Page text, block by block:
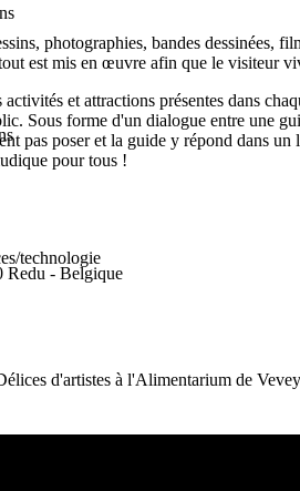
technologie
d'artistes à l'Alimentarium de Vevey
photographies, bandes dessinées,
est mis en œuvre afin que le visiteur
activités et attractions présentes dans
Sous forme d'un dialogue entre une
pas poser et la guide y répond dans
pour tous !
Redu - Belgique